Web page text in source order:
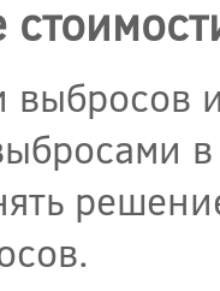
выбросов